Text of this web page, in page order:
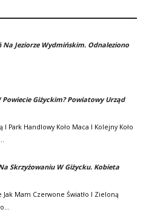
Na Jeziorze Wydmińskim. Odnaleziono
Powiecie Giżyckim? Powiatowy Urząd
Park Handlowy Koło Maca I Kolejny Koło
Skrzyżowaniu W Giżycku. Kobieta
Jak Mam Czerwone Światło I Zieloną